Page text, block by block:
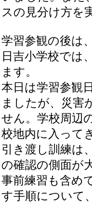
スの見分け方を
学習参観の後は
日吉小学校では
ます。
本日は学習参観
ましたが、災害
せん。学校周辺
校地内に入って
引き渡し訓練は
の確認の側面が
事前練習も含め
す手順について